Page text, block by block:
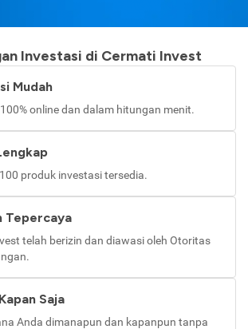
Investasi di Cermati Invest
Mudah
online dan dalam hitungan menit.
produk investasi tersedia.
Tepercaya
telah berizin dan diawasi oleh Otoritas
Saja
Anda dimanapun dan kapanpun tanpa